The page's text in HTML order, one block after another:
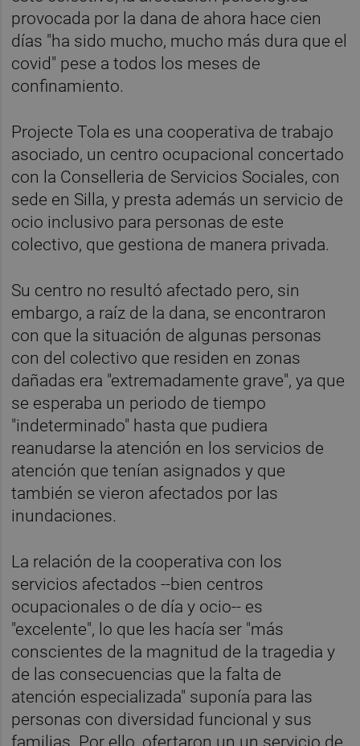
provocada por la dana de ahora hace cien
días "ha sido mucho, mucho más dura que el
covid" pese a todos los meses de
confinamiento.
Projecte Tola es una cooperativa de trabajo
asociado, un centro ocupacional concertado
con la Conselleria de Servicios Sociales, con
sede en Silla, y presta además un servicio de
ocio inclusivo para personas de este
colectivo, que gestiona de manera privada.
Su centro no resultó afectado pero, sin
embargo, a raíz de la dana, se encontraron
con que la situación de algunas personas
con del colectivo que residen en zonas
dañadas era "extremadamente grave", ya que
se esperaba un periodo de tiempo
"indeterminado" hasta que pudiera
reanudarse la atención en los servicios de
atención que tenían asignados y que
también se vieron afectados por las
inundaciones.
La relación de la cooperativa con los
servicios afectados --bien centros
ocupacionales o de día y ocio-- es
"excelente", lo que les hacía ser "más
conscientes de la magnitud de la tragedia y
de las consecuencias que la falta de
atención especializada" suponía para las
personas con diversidad funcional y sus
familias. Por ello, ofertaron un un servicio de